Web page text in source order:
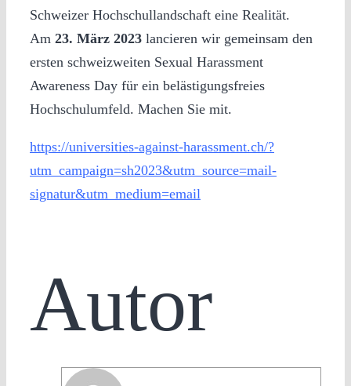
Schweizer Hochschullandschaft eine Realität.
Am 23. März 2023lancieren wir gemeinsam den
ersten schweizweiten Sexual Harassment
Awareness Day für ein belästigungsfreies
Hochschulumfeld. Machen Sie mit.
https://universities-against-harassment.ch/?
utm_campaign=sh2023&utm_source=mail-
signatur&utm_medium=email
Autor